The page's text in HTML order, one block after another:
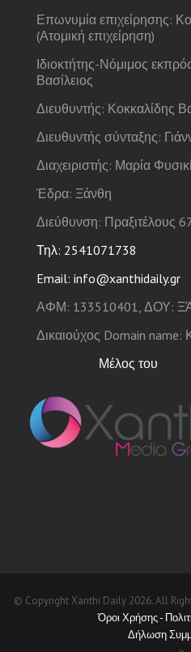
Επωνυμία επιχείρησης:
(Ατομική επιχείρηση)
Ιδιοκτήτης-Νόμιμος
Βασίλειος
Διευθυντής: Κοκκαλίδης
Διευθυντής σύνταξης:
Διαχειριστής: Μαρία
Έδρα: Ξάνθη
Διεύθυνση: Πραξιτέλους
Τηλ: 2541071738
Email: info@xanthidaily.gr
ΑΦΜ: 133510401, ΔΟΥ:
Δικαιούχος Domain name:
Μέλος του
© Copyright Xanthi Daily 2026. All
Όροι Χρήσης -
Δήλωση